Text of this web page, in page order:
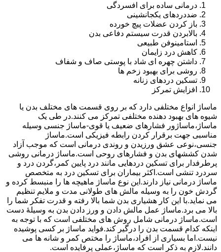
درمانی ساده برای افسردگی
ضددردهای یکجانشینی
باز کردن عضلات پیچ خورده
بالابردن قدرت سیستم دفاعی بدن
استامینوفن طبیعی
کاهش درد زایمان
داشتن چهره ای شاد با پوستی صاف و شفاف
روشی برای بهبود زخم ها
تسکین دردهای زنانه
افزایش تمرکز
ماساژ انواع مختلفی دارد که بر روی قسمت های مختلف بدن یا
شیوه های بهبود دهنده مختلفی تمرکز می کنند.در طی یک
ماساژ،ماساژور فشارهای ضعیف یا قوی-ماساژ جنسی وسیله
مناسبی جهت برقرار کردن رابطه فیزیکی است.ماساژ
جنسی،نوعی عشق ورزیدن و روندی درمانی است که موجب آزاد
شدن کششهای بدن و فشارهای روحی است.ماساژ درمانی روشی
پرطرفدار برای تسکین دردهایی مانند درد پایین کمر،گردن درد و
سردرد تنشی است.اکثر بیماران برای تسکین درد به متخصص
ماساژ درمانی نیاز دارند.این نوع ماساژ ماهیچه ها را منبسط کرده و
گردش خون را به وسیله مالش های طولانی مدت و ملایم تنظیم
می نماید.با این کار هشیاری بدن شما بالا رفته و قدرت تفکر شما را
بالا می برد.ماساژ عمل مالش دادن و ورز دادن بدن به وسیلۀ دست
است.ماساژ درمانی شامل روش های مختلفی است که با توجه به
اینکه کدام قسمت بدن را درگیر کند.فواید ماساژ بر کسی پوشیده
نیست.اما بسیاری از افراد،ماساژ را مختص کمر و شانه ها می
دانند.لازم به ذکر است که ماساژ،عملی پرفایده است.